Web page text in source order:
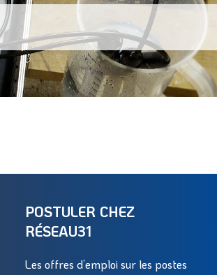
POSTULER CHEZ
RÉSEAU31
Les offres d’emploi sur les postes